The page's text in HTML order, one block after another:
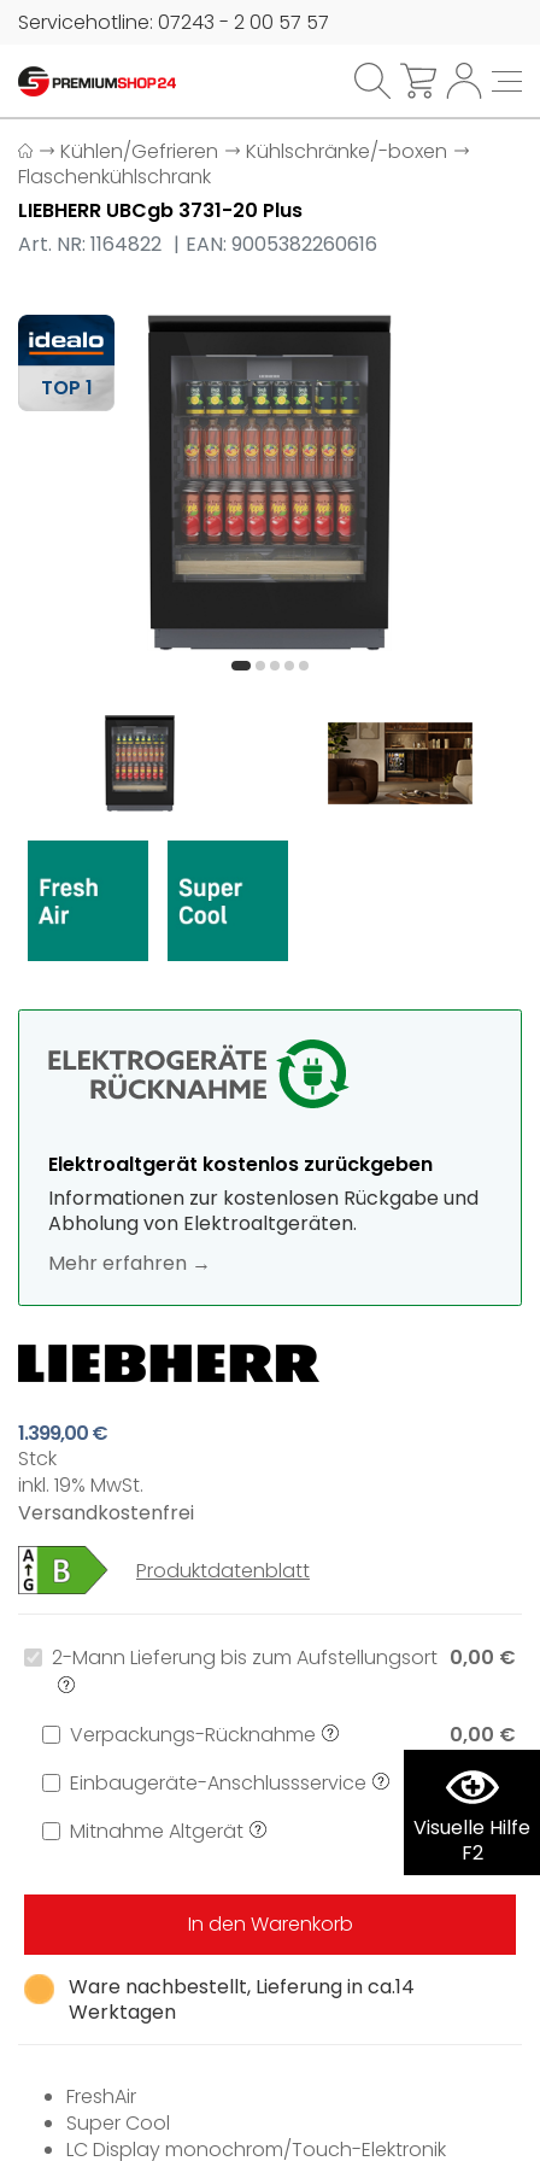
Visuelle Hilfe
F2
Servicehotline: 07243 - 2 00 57 57
Kühlen/Gefrieren
Kühlschränke/-boxen
Flaschenkühlschrank
LIEBHERR UBCgb 3731-20 Plus
Art. NR: 1164822
EAN: 9005382260616
TOP 1
Elektroaltgerät kostenlos zurückgeben
Informationen zur kostenlosen Rückgabe und
Abholung von Elektroaltgeräten.
Mehr erfahren →
1.399,00 €
Stck
inkl. 19% MwSt.
Versandkostenfrei
Produktdatenblatt
Ware nachbestellt, Lieferung in ca.14
Werktagen
2-Mann Lieferung bis zum Aufstellungsort 0,00 €
Verpackungs-Rücknahme
0,00 €
Einbaugeräte-Anschlussservice
199,00 €
Mitnahme Altgerät
0,00 €
In den Warenkorb
FreshAir
Super Cool
LC Display monochrom/Touch-Elektronik